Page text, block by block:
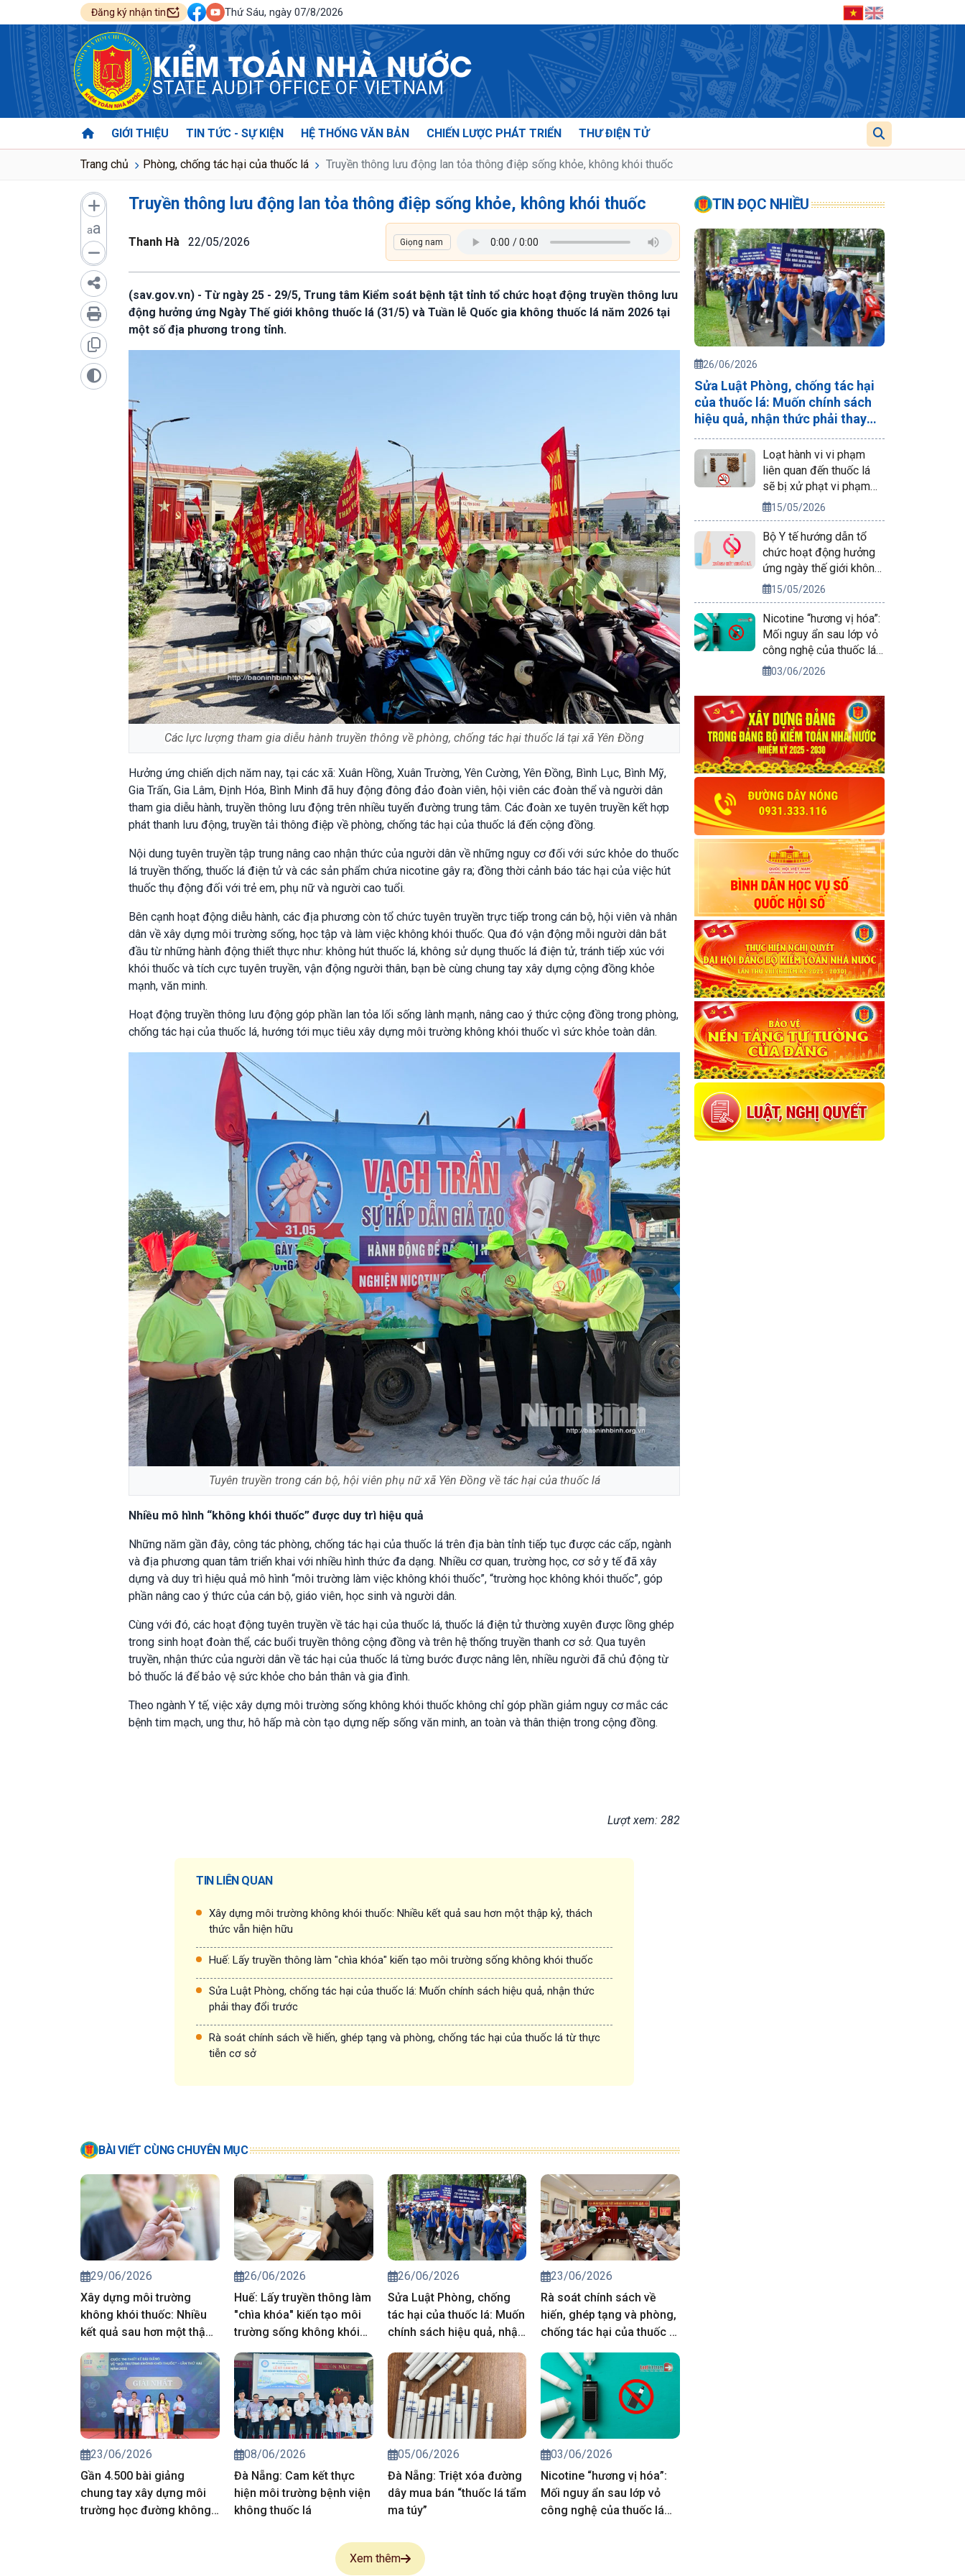
Đăng ký nhận tin Thứ Sáu, ngày 07/8/2026
KIỂM TOÁN NHÀ NƯỚC
STATE AUDIT OFFICE OF VIETNAM
GIỚI THIỆU TIN TỨC - SỰ KIỆN HỆ THỐNG VĂN BẢN CHIẾN LƯỢC PHÁT TRIỂN THƯ ĐIỆN TỬ
Trang chủ Phòng, chống tác hại của thuốc lá Truyền thông lưu động lan tỏa thông điệp sống khỏe, không khói thuốc
aa
Truyền thông lưu động lan tỏa thông điệp sống khỏe, không khói thuốc
Thanh Hà 22/05/2026
(sav.gov.vn) - Từ ngày 25 - 29/5, Trung tâm Kiểm soát bệnh tật tỉnh tổ chức hoạt động truyền thông lưu
động hưởng ứng Ngày Thế giới không thuốc lá (31/5) và Tuần lễ Quốc gia không thuốc lá năm 2026 tại
một số địa phương trong tỉnh.
Các lực lượng tham gia diễu hành truyền thông về phòng, chống tác hại thuốc lá tại xã Yên Đồng
Hưởng ứng chiến dịch năm nay, tại các xã: Xuân Hồng, Xuân Trường, Yên Cường, Yên Đồng, Bình Lục, Bình Mỹ,
Gia Trấn, Gia Lâm, Định Hóa, Bình Minh đã huy động đông đảo đoàn viên, hội viên các đoàn thể và người dân
tham gia diễu hành, truyền thông lưu động trên nhiều tuyến đường trung tâm. Các đoàn xe tuyên truyền kết hợp
phát thanh lưu động, truyền tải thông điệp về phòng, chống tác hại của thuốc lá đến cộng đồng.
Nội dung tuyên truyền tập trung nâng cao nhận thức của người dân về những nguy cơ đối với sức khỏe do thuốc
lá truyền thống, thuốc lá điện tử và các sản phẩm chứa nicotine gây ra; đồng thời cảnh báo tác hại của việc hút
thuốc thụ động đối với trẻ em, phụ nữ và người cao tuổi.
Bên cạnh hoạt động diễu hành, các địa phương còn tổ chức tuyên truyền trực tiếp trong cán bộ, hội viên và nhân
dân về xây dựng môi trường sống, học tập và làm việc không khói thuốc. Qua đó vận động mỗi người dân bắt
đầu từ những hành động thiết thực như: không hút thuốc lá, không sử dụng thuốc lá điện tử, tránh tiếp xúc với
khói thuốc và tích cực tuyên truyền, vận động người thân, bạn bè cùng chung tay xây dựng cộng đồng khỏe
mạnh, văn minh.
Hoạt động truyền thông lưu động góp phần lan tỏa lối sống lành mạnh, nâng cao ý thức cộng đồng trong phòng,
chống tác hại của thuốc lá, hướng tới mục tiêu xây dựng môi trường không khói thuốc vì sức khỏe toàn dân.
Tuyên truyền trong cán bộ, hội viên phụ nữ xã Yên Đồng về tác hại của thuốc lá
Nhiều mô hình “không khói thuốc” được duy trì hiệu quả
Những năm gần đây, công tác phòng, chống tác hại của thuốc lá trên địa bàn tỉnh tiếp tục được các cấp, ngành
và địa phương quan tâm triển khai với nhiều hình thức đa dạng. Nhiều cơ quan, trường học, cơ sở y tế đã xây
dựng và duy trì hiệu quả mô hình “môi trường làm việc không khói thuốc”, “trường học không khói thuốc”, góp
phần nâng cao ý thức của cán bộ, giáo viên, học sinh và người dân.
Cùng với đó, các hoạt động tuyên truyền về tác hại của thuốc lá, thuốc lá điện tử thường xuyên được lồng ghép
trong sinh hoạt đoàn thể, các buổi truyền thông cộng đồng và trên hệ thống truyền thanh cơ sở. Qua tuyên
truyền, nhận thức của người dân về tác hại của thuốc lá từng bước được nâng lên, nhiều người đã chủ động từ
bỏ thuốc lá để bảo vệ sức khỏe cho bản thân và gia đình.
Theo ngành Y tế, việc xây dựng môi trường sống không khói thuốc không chỉ góp phần giảm nguy cơ mắc các
bệnh tim mạch, ung thư, hô hấp mà còn tạo dựng nếp sống văn minh, an toàn và thân thiện trong cộng đồng.
Lượt xem: 282
TIN LIÊN QUAN
Xây dựng môi trường không khói thuốc: Nhiều kết quả sau hơn một thập kỷ, thách
thức vẫn hiện hữu
Huế: Lấy truyền thông làm "chìa khóa" kiến tạo môi trường sống không khói thuốc
Sửa Luật Phòng, chống tác hại của thuốc lá: Muốn chính sách hiệu quả, nhận thức
phải thay đổi trước
Rà soát chính sách về hiến, ghép tạng và phòng, chống tác hại của thuốc lá từ thực
tiễn cơ sở
BÀI VIẾT CÙNG CHUYÊN MỤC
29/06/2026
Xây dựng môi trường
không khói thuốc: Nhiều
kết quả sau hơn một thập
kỷ, thách thức vẫn hiện
hữu
26/06/2026
Huế: Lấy truyền thông làm
"chìa khóa" kiến tạo môi
trường sống không khói
thuốc
26/06/2026
Sửa Luật Phòng, chống
tác hại của thuốc lá: Muốn
chính sách hiệu quả, nhận
thức phải thay đổi trước
23/06/2026
Rà soát chính sách về
hiến, ghép tạng và phòng,
chống tác hại của thuốc lá
từ thực tiễn cơ sở
23/06/2026
Gần 4.500 bài giảng
chung tay xây dựng môi
trường học đường không
08/06/2026
Đà Nẵng: Cam kết thực
hiện môi trường bệnh viện
không thuốc lá
05/06/2026
Đà Nẵng: Triệt xóa đường
dây mua bán “thuốc lá tẩm
ma túy”
03/06/2026
Nicotine “hương vị hóa”:
Mối nguy ẩn sau lớp vỏ
công nghệ của thuốc lá
Xem thêm
TIN ĐỌC NHIỀU
26/06/2026
Sửa Luật Phòng, chống tác hại
của thuốc lá: Muốn chính sách
hiệu quả, nhận thức phải thay
đổi trước
Loạt hành vi vi phạm
liên quan đến thuốc lá
sẽ bị xử phạt vi phạm
hành chính
15/05/2026
Bộ Y tế hướng dẫn tổ
chức hoạt động hưởng
ứng ngày thế giới không
thuốc lá 31/5/2026
15/05/2026
Nicotine “hương vị hóa”:
Mối nguy ẩn sau lớp vỏ
công nghệ của thuốc lá
điện tử
03/06/2026